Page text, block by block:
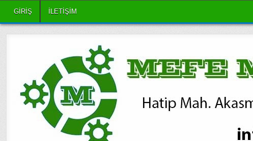
content
GIRIŞ ILETIŞIM